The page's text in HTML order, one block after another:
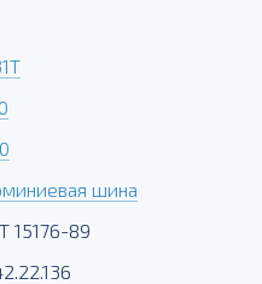
шина
15176-89